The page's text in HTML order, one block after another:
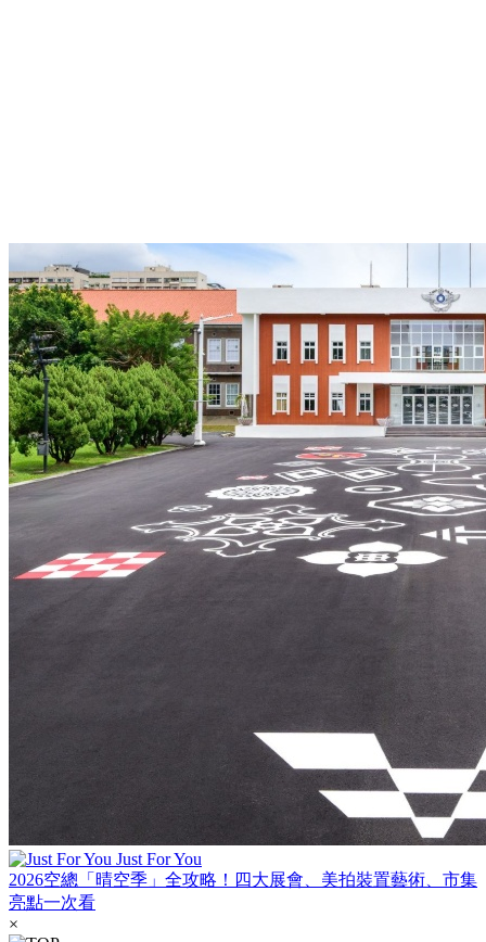
Just For You
2026空總「晴空季」全攻略！四大展會、美拍裝置藝術、市集
亮點一次看
×